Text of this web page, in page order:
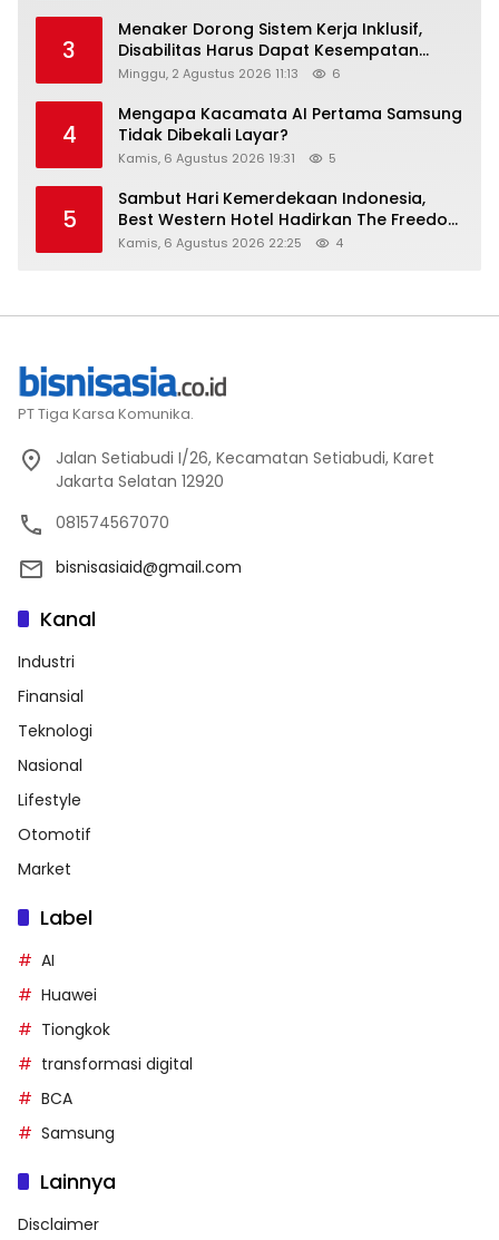
3
Menaker Dorong Sistem Kerja Inklusif,
Disabilitas Harus Dapat Kesempatan
Setara
Minggu, 2 Agustus 2026 11:13 6
4
Mengapa Kacamata AI Pertama Samsung
Tidak Dibekali Layar?
Kamis, 6 Agustus 2026 19:31 5
5
Sambut Hari Kemerdekaan Indonesia,
Best Western Hotel Hadirkan The Freedom
Stay Diskon Hingga 45%
Kamis, 6 Agustus 2026 22:25 4
PT Tiga Karsa Komunika.
Jalan Setiabudi I/26, Kecamatan Setiabudi, Karet
Jakarta Selatan 12920
081574567070
bisnisasiaid@gmail.com
Kanal
Industri
Finansial
Teknologi
Nasional
Lifestyle
Otomotif
Market
Label
AI
Huawei
Tiongkok
transformasi digital
BCA
Samsung
Lainnya
Disclaimer